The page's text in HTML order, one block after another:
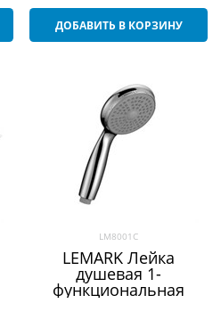
ДОБАВИТЬ В КОРЗИНУ
LM8001C
LEMARK Лейка
душевая 1-
функциональная